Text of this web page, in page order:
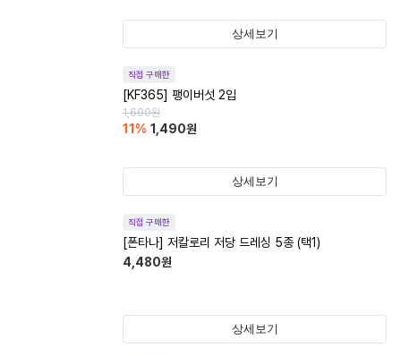
상세보기
직접 구매한
[KF365] 팽이버섯 2입
1,690원
11 % 1,490원
상세보기
직접 구매한
[폰타나] 저칼로리 저당 드레싱 5종 (택1)
4,480원
상세보기